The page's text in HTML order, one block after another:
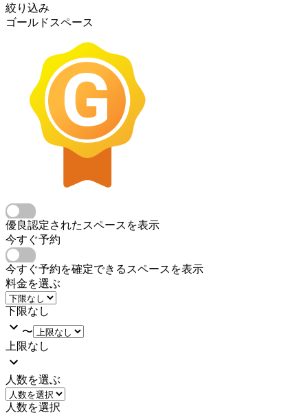
絞り込み
ゴールドスペース
優良認定されたスペースを表示
今すぐ予約
今すぐ予約を確定できるスペースを表示
料金を選ぶ
下限なし
〜
上限なし
人数を選ぶ
人数を選択